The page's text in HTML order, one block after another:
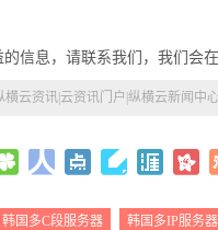
信息，请联系我们，我们会在
横云资讯|云资讯门户|纵横云新闻中
韩国多C段服务器 韩国多IP服务器